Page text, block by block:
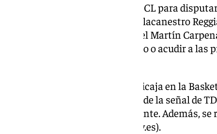
vuelve a jugar en la BCL para
malagueños se enfrentan al Pallacanestro
(Miercoles Santo). Se jugará en el Martín
al trascendental choque europeo o acudir a las
Como todos los partidos del Unicaja en la
podrá seguir en directo a través de la señal de
encuentros de local como visitante. Además,
página web de este medio (101tv.es).